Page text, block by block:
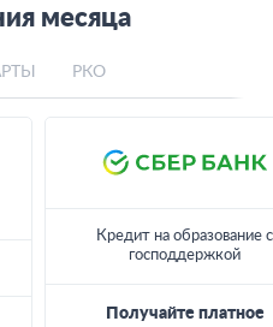
месяца
РКО
Кредит на образование с
господдержкой
Получайте платное